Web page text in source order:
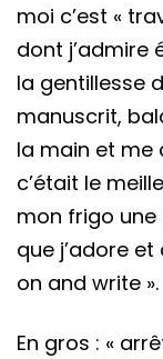
moi c’est «
dont j’admire
la gentillesse
manuscrit,
la main et me
c’était le
mon frigo une
que j’adore
on and write ».
En gros : «